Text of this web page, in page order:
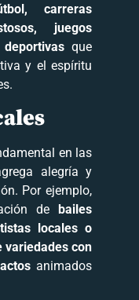
carreras
juegos
que
y el espíritu
en las
alegría y
Por ejemplo,
de
bailes
locales o
variedades con
animados